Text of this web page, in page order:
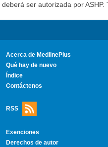
deberá ser autorizada por
Acerca de MedlinePlus
Qué hay de nuevo
Índice
Contáctenos
RSS
Exenciones
Derechos de autor